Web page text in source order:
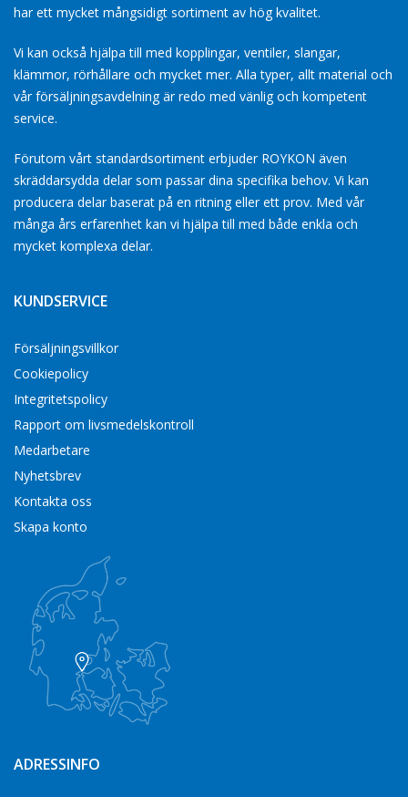
har ett mycket mångsidigt sortiment av hög kvalitet.
Vi kan också hjälpa till med kopplingar, ventiler, slangar,
klämmor, rörhållare och mycket mer. Alla typer, allt material och
vår försäljningsavdelning är redo med vänlig och kompetent
service.
Förutom vårt standardsortiment erbjuder ROYKON även
skräddarsydda delar som passar dina specifika behov. Vi kan
producera delar baserat på en ritning eller ett prov. Med vår
många års erfarenhet kan vi hjälpa till med både enkla och
mycket komplexa delar.
KUNDSERVICE
Försäljningsvillkor
Cookiepolicy
Integritetspolicy
Rapport om livsmedelskontroll
Medarbetare
Nyhetsbrev
Kontakta oss
Skapa konto
ADRESSINFO